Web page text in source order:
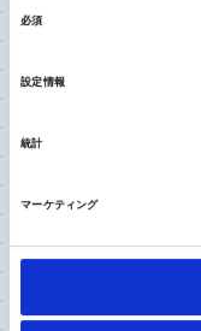
必須
設定情報
統計
マーケティング
ことなく股関
が早い上に、
作が少なくなる
法は、従来か
手術が適した
脱臼予防のた
左右の足の長さ
変形が高度に
らの手術にメリ
態にあわせて
あると考えてい